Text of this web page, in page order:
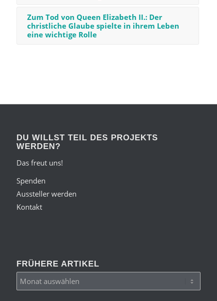
Zum Tod von Queen Elizabeth II.: Der
christliche Glaube spielte in ihrem Leben
eine wichtige Rolle
DU WILLST TEIL DES PROJEKTS
WERDEN?
Das freut uns!
Spenden
Aussteller werden
Kontakt
FRÜHERE ARTIKEL